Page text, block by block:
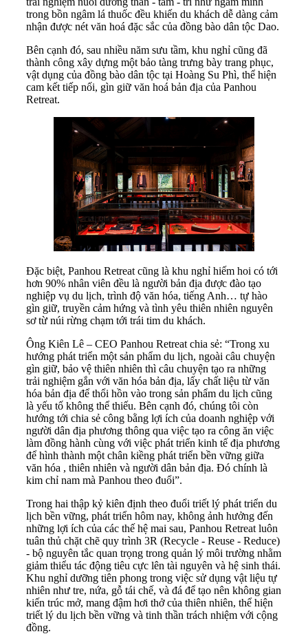
trong bồn ngâm lá thuốc đều khiến du khách dễ dàng cảm
nhận được nét văn hoá đặc sắc của đồng bào dân tộc Dao.
Bên cạnh đó, sau nhiều năm sưu tầm, khu nghỉ cũng đã
thành công xây dựng một bảo tàng trưng bày trang phục,
vật dụng của đồng bào dân tộc tại Hoàng Su Phì, thể hiện
cam kết tiếp nối, gìn giữ văn hoá bản địa của Panhou
Retreat.
Đặc biệt, Panhou Retreat cũng là khu nghỉ hiếm hoi có tới
hơn 90% nhân viên đều là người bản địa được đào tạo
nghiệp vụ du lịch, trình độ văn hóa, tiếng Anh… tự hào
gìn giữ, truyền cảm hứng và tình yêu thiên nhiên nguyên
sơ từ núi rừng chạm tới trái tim du khách.
Ông Kiên Lê – CEO Panhou Retreat chia sẻ: “Trong xu
hướng phát triển một sản phẩm du lịch, ngoài câu chuyện
gìn giữ, bảo vệ thiên nhiên thì câu chuyện tạo ra những
trải nghiệm gắn với văn hóa bản địa, lấy chất liệu từ văn
hóa bản địa để thổi hồn vào trong sản phẩm du lịch cũng
là yếu tố không thể thiếu. Bên cạnh đó, chúng tôi còn
hướng tới chia sẻ công bằng lợi ích của doanh nghiệp với
người dân địa phương thông qua việc tạo ra công ăn việc
làm đồng hành cùng với việc phát triển kinh tế địa phương
để hình thành một chân kiềng phát triển bền vững giữa
văn hóa , thiên nhiên và người dân bản địa. Đó chính là
kim chỉ nam mà Panhou theo đuổi”.
Trong hai thập kỷ kiên định theo đuổi triết lý phát triển du
lịch bền vững, phát triển hôm nay, không ảnh hưởng đến
những lợi ích của các thế hệ mai sau, Panhou Retreat luôn
tuân thủ chặt chẽ quy trình 3R (Recycle - Reuse - Reduce)
- bộ nguyên tắc quan trọng trong quản lý môi trường nhằm
giảm thiểu tác động tiêu cực lên tài nguyên và hệ sinh thái.
Khu nghỉ dưỡng tiên phong trong việc sử dụng vật liệu tự
nhiên như tre, nứa, gỗ tái chế, và đá để tạo nên không gian
kiến trúc mở, mang đậm hơi thở của thiên nhiên, thể hiện
triết lý du lịch bền vững và tinh thần trách nhiệm với cộng
đồng.